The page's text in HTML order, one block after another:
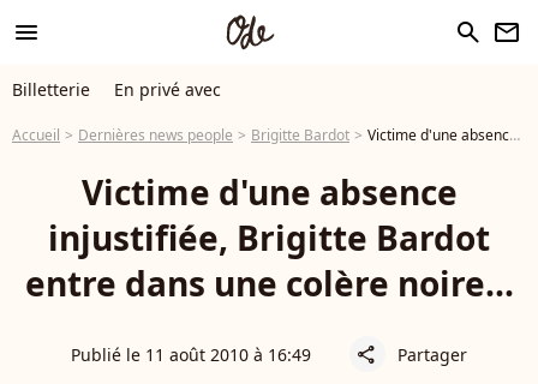
menu search newsletter
Billetterie En privé avec
Accueil Dernières news people Brigitte Bardot Victime d'une absence injustifiée, Brigitte Bardot entre dans une colère noire...
Victime d'une absence
injustifiée, Brigitte Bardot
entre dans une colère noire...
Publié le 11 août 2010 à 16:49 share Partager